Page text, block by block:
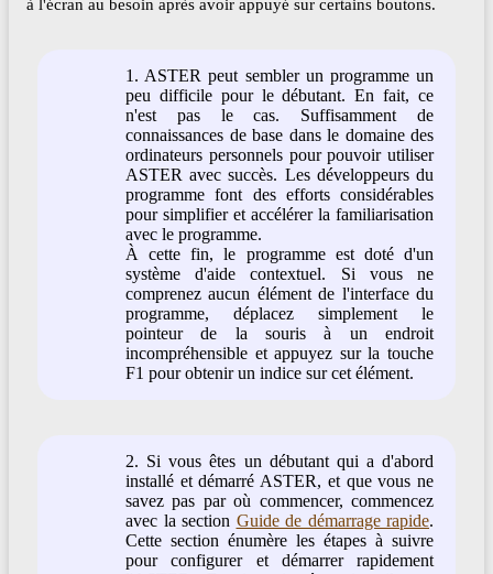
à l'écran au besoin après avoir appuyé sur certains boutons.
1. ASTER peut sembler un programme un
peu difficile pour le débutant. En fait, ce
n'est pas le cas. Suffisamment de
connaissances de base dans le domaine des
ordinateurs personnels pour pouvoir utiliser
ASTER avec succès. Les développeurs du
programme font des efforts considérables
pour simplifier et accélérer la familiarisation
avec le programme.
À cette fin, le programme est doté d'un
système d'aide contextuel. Si vous ne
comprenez aucun élément de l'interface du
programme, déplacez simplement le
pointeur de la souris à un endroit
incompréhensible et appuyez sur la touche
F1 pour obtenir un indice sur cet élément.
2. Si vous êtes un débutant qui a d'abord
installé et démarré ASTER, et que vous ne
savez pas par où commencer, commencez
avec la section Guide de démarrage rapide.
Cette section énumère les étapes à suivre
pour configurer et démarrer rapidement